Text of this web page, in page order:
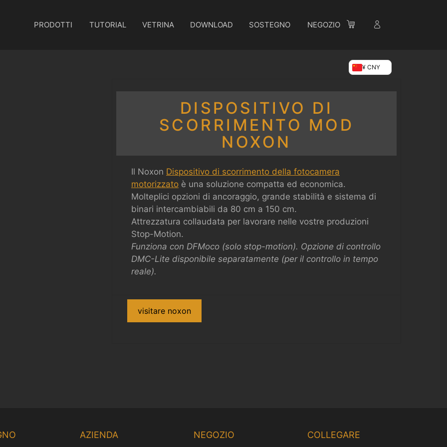
PRODOTTI TUTORIAL VETRINA DOWNLOAD SOSTEGNO NEGOZIO
¥ CNY
DISPOSITIVO DI
SCORRIMENTO MOD
NOXON
Il Noxon Dispositivo di scorrimento della fotocamera
motorizzato è una soluzione compatta ed economica.
Molteplici opzioni di ancoraggio, grande stabilità e sistema di
binari intercambiabili da 80 cm a 150 cm.
Attrezzatura collaudata per lavorare nelle vostre produzioni
Stop-Motion.
Funziona con DFMoco (solo stop-motion). Opzione di controllo
DMC-Lite disponibile separatamente (per il controllo in tempo
reale).
visitare noxon
AZIENDA NEGOZIO COLLEGARE
Korean